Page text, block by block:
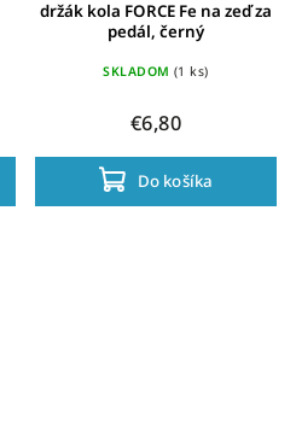
držák kola FORCE Fe na zeď za
pedál, černý
SKLADOM (1 ks)
€6,80
Do košíka